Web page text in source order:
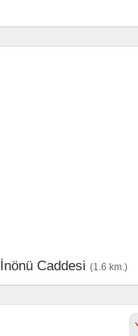
İnönü Caddesi (1.6 km.)